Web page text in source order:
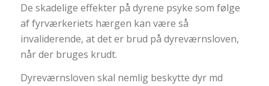
De skadelige effekter på dyrene psyke som følge
af fyrværkeriets hærgen kan være så
invaliderende, at det er brud på dyreværnsloven,
når der bruges krudt.
Dyreværnsloven skal nemlig beskytte dyr md